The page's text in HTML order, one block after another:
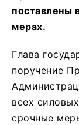
поставлены
мерах.
Глава
поручение
всех
срочные